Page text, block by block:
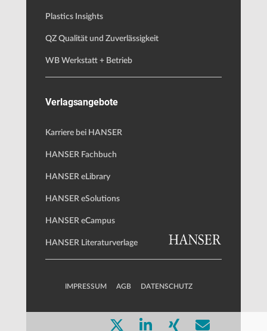
Plastics Insights
QZ Qualität und Zuverlässigkeit
WB Werkstatt + Betrieb
Verlagsangebote
Karriere bei HANSER
HANSER Fachbuch
HANSER eLibrary
HANSER eSolutions
HANSER eCampus
HANSER Literaturverlage
IMPRESSUM AGB DATENSCHUTZ